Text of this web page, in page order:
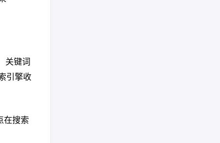
关键词
引擎收
在搜索